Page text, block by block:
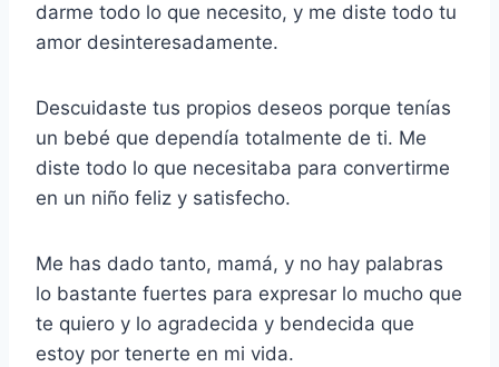
darme todo lo que necesito, y me diste todo tu
amor desinteresadamente.
Descuidaste tus propios deseos porque tenías
un bebé que dependía totalmente de ti. Me
diste todo lo que necesitaba para convertirme
en un niño feliz y satisfecho.
Me has dado tanto, mamá, y no hay palabras
lo bastante fuertes para expresar lo mucho que
te quiero y lo agradecida y bendecida que
estoy por tenerte en mi vida.